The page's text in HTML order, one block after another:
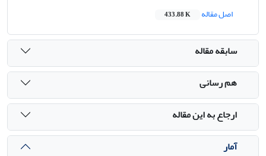
اصل مقاله
433.88 K
سابقه مقاله
هم رسانی
ارجاع به این مقاله
آمار